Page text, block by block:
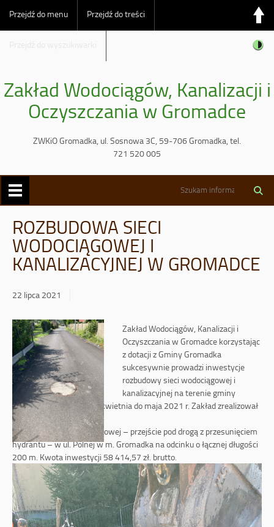
Przejdź do menu Przejdź do treści
Zakład Wodociągów, Kanalizacji i
Oczyszczania w Gromadce
ZWKiO Gromadka, ul. Sosnowa 3C, 59-706 Gromadka, tel.
721 520 005
ROZBUDOWA SIECI
WODOCIĄGOWEJ I
KANALIZACYJNEJ W GROMADCE
22 lipca 2021
Zakład Wodociągów, Kanalizacji i
Oczyszczania w Gromadce korzystając
z dotacji z Gminy Gromadka
sukcesywnie prowadzi inwestycje
rozbudowy sieci wodociągowej i
kanalizacyjnej na terenie gminy
Gromadka. W okresie od kwietnia do maja 2021 r. Zakład zrealizował
następujące inwestycje:
1) Budowa sieci wodociągowej – przejście pod drogą z przesunięciem
hydrantu – w ul. Polnej w m. Gromadka na odcinku o łącznej długości
200 m. Kwota inwestycji 58 414,57 zł. brutto.